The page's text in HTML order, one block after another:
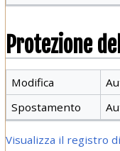
Protezione
Modifica
Spostamento
Visualizza il registro